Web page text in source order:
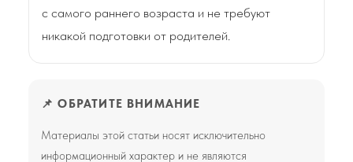
с самого раннего возраста и не требуют
никакой подготовки от родителей.
📌 ОБРАТИТЕ ВНИМАНИЕ
Материалы этой статьи носят исключительно
информационный характер и не являются